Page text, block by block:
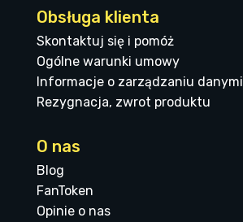
Obsługa klienta
Skontaktuj się i pomóż
Ogólne warunki umowy
Informacje o zarządzaniu danymi
Rezygnacja, zwrot produktu
O nas
Blog
FanToken
Opinie o nas